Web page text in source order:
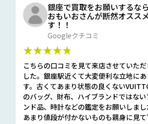
銀座で買取をお願いするなら
おもいおさんが断然オスス
す！！
Googleクチコミ
★★★★★
こちらの口コミを見て来店させていただ
した。銀座駅近くて大変便利な立地に
す。古くてあまり状態の良くない
のバッグ、財布、ハイブランドではない
ンド品、時計などの鑑定をお願いしまし
あまり値段が付かないものも親身に見て